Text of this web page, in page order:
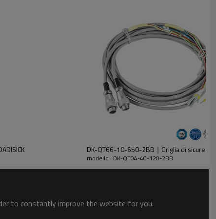
DK-QT66-10-650-2BB｜Griglia di sicurezza
modello : DK-QT04-40-120-2BB
to constantly improve the website for you.